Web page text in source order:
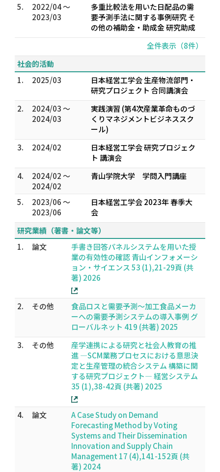
5.
2022/04 ～
2023/03
多重比較法を用いた日配品の需
要予測手法に関する事例研究 そ
の他の補助金・助成金 研究助成
全件表示（8件）
社会的活動
1.
2025/03
日本経営工学会 生産物流部門・
研究プロジェクト 合同講演会
2.
2024/03 ～
2024/03
実践演習 (第4次産業革命ものづ
くりマネジメントビジネススク
ール)
3.
2024/02
日本経営工学会 研究プロジェク
ト 講演会
4.
2024/02 ～
2024/02
青山学院大学 学問入門講座
5.
2023/06 ～
2023/06
日本経営工学会 2023年 春季大
会
研究業績（著書・論文等）
1.
論文
手書き回答パネルシステムを用いた授
業の有効性の確認 青山インフォメーシ
ョン・サイエンス 53 (1),21-29頁 (共
著) 2026
2. その他
食品ロスと需要予測～加工食品メーカ
ーへの需要予測システムの導入事例 グ
ローバルネット 419 (共著) 2025
3.
その他
産学連携による研究と社会人教育の推
進 —SCM業務プロセスにおける意思決
定と生産管理の統合システム 構築に関
する研究プロジェクト— 経営システム
35 (1),38-42頁 (共著) 2025
4. 論文
A Case Study on Demand
Forecasting Method by Voting
Systems and Their Dissemination
Innovation and Supply Chain
Management 17 (4),141-152頁 (共
著) 2024